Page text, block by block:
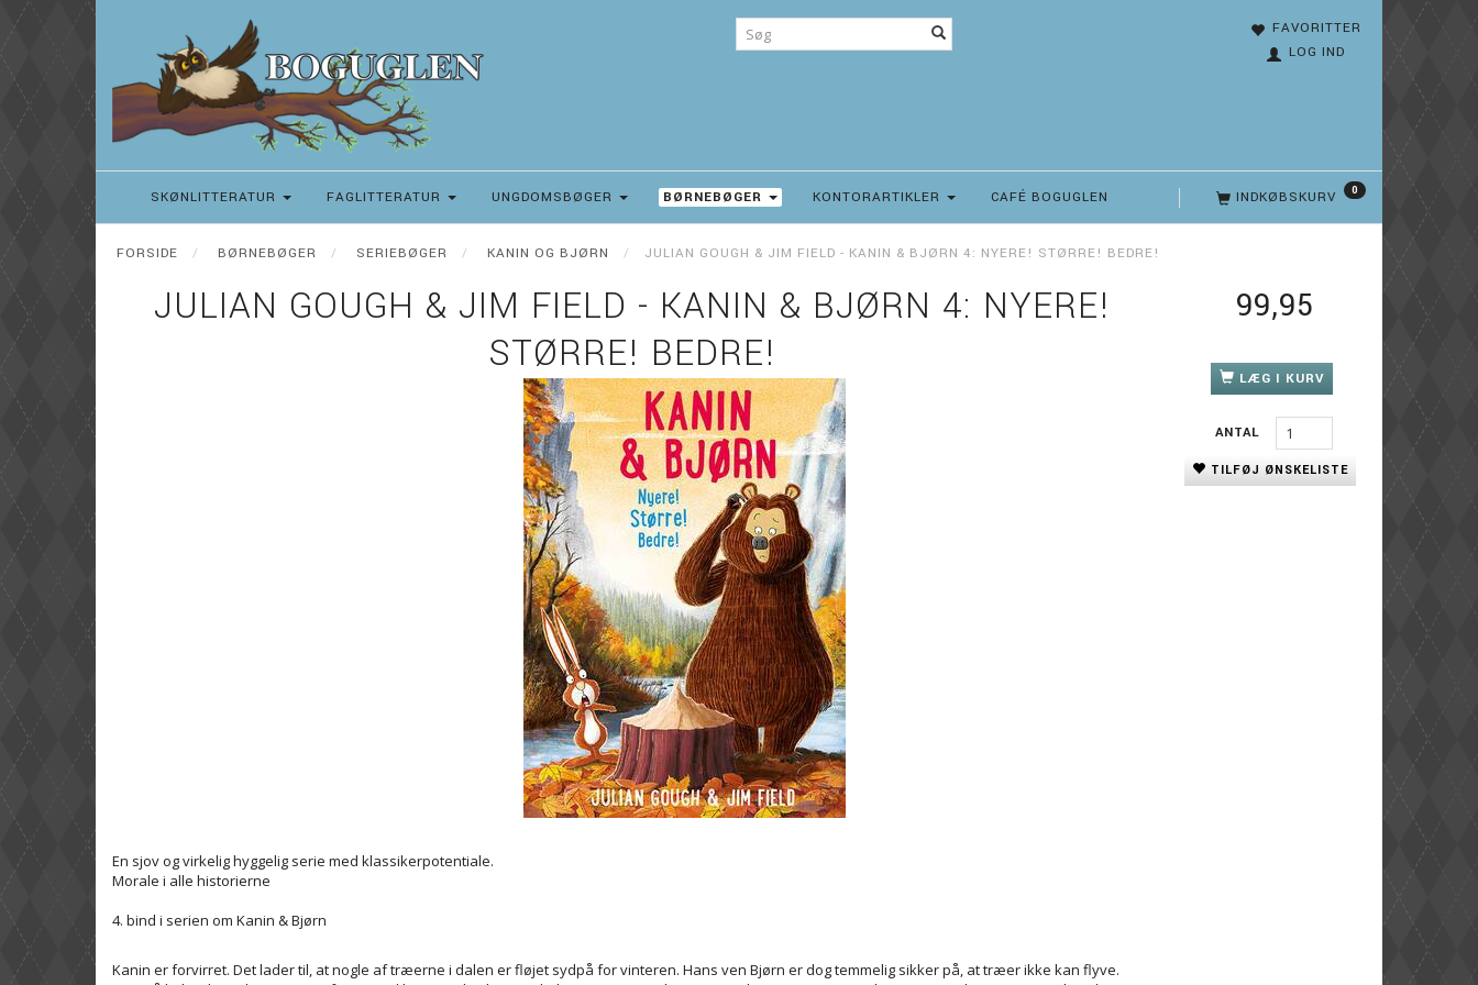
FAVORITTER
LOG IND
INDKØBSKURV 0
SKØNLITTERATUR FAGLITTERATUR UNGDOMSBØGER BØRNEBØGER KONTORARTIKLER CAFÉ BOGUGLEN
FORSIDE BØRNEBØGER SERIEBØGER KANIN OG BJØRN JULIAN GOUGH & JIM FIELD - KANIN & BJØRN 4: NYERE! STØRRE! BEDRE!
JULIAN GOUGH & JIM FIELD - KANIN & BJØRN 4: NYERE!
STØRRE! BEDRE!
En sjov og virkelig hyggelig serie med klassikerpotentiale.
Morale i alle historierne
4. bind i serien om Kanin & Bjørn
Kanin er forvirret. Det lader til, at nogle af træerne i dalen er fløjet sydpå for vinteren. Hans ven Bjørn er dog temmelig sikker på, at træer ikke kan flyve.
99,95
LÆG I KURV
ANTAL
TILFØJ ØNSKELISTE